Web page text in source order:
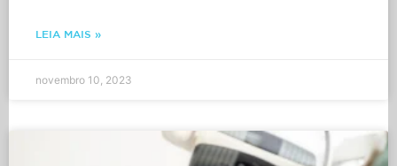
LEIA MAIS »
novembro 10, 2023